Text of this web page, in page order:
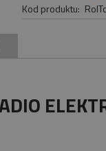
Kod produktu: